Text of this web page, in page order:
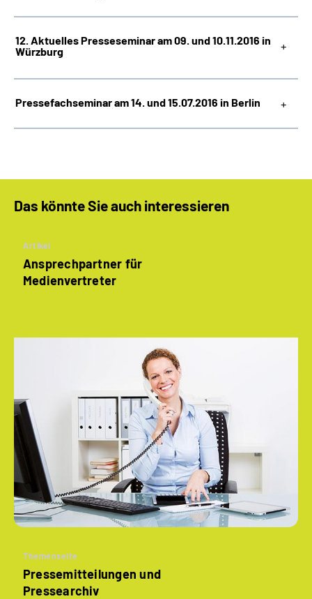
12. Aktuelles Presseseminar am 09. und 10.11.2016 in
Würzburg
Pressefachseminar am 14. und 15.07.2016 in Berlin
Das könnte Sie auch interessieren
Artikel
Ansprechpartner für
Medienvertreter
Themenseite
Pressemitteilungen und
Pressearchiv